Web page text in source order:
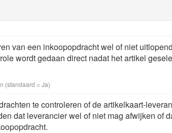
van een inkoopopdracht wel of niet
wordt gedaan direct nadat het artikel
(standaard = Ja)
te controleren of de artikelkaart-
dat leverancier wel of niet mag afwijken of